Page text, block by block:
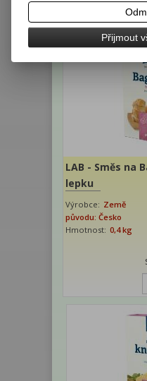
LAB - Směs na
lepku
Výrobce: Země
původu: Česko
Hmotnost: 0,4 kg
Přijmout